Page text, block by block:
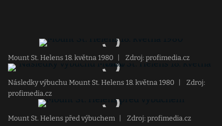
Mount St. Helens 18. května 1980 Zdroj: profimedia.cz
Následky výbuchu Mount St. Helens 18. května 1980
Zdroj:
profimedia.cz
Mount St. Helens před výbuchem Zdroj: profimedia.cz